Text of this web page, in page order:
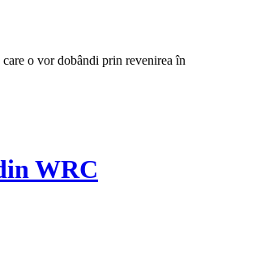
o vor dobândi prin revenirea în
WRC